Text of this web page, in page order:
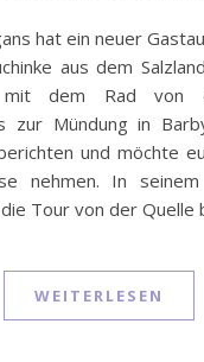
aus dem
dem Rad von
zur Mündung in
und möchte
nehmen. In
Tour von der Quelle
WEITERLESEN